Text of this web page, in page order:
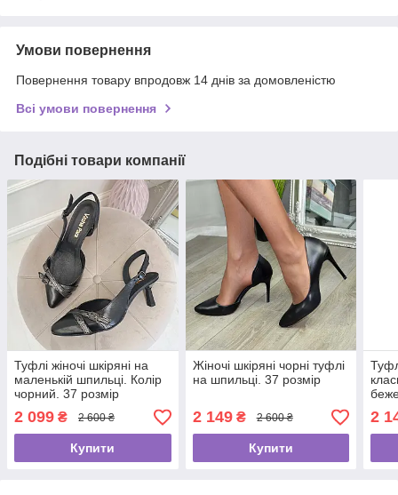
Умови повернення
Повернення товару впродовж 14 днів за домовленістю
Всі умови повернення
Подібні товари компанії
Туфлі жіночі шкіряні на
маленькій шпильці. Колір
чорний. 37 розмір
2 099 ₴ 2 600 ₴
Купити
Жіночі шкіряні чорні туфлі
на шпильці. 37 розмір
2 149₴ 2 600 ₴
Купити
2